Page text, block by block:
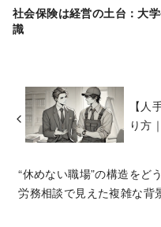
社会保険は経営の土台：大
識
【人
り方
“休めない職場”の構造をど
労務相談で見えた複雑な背